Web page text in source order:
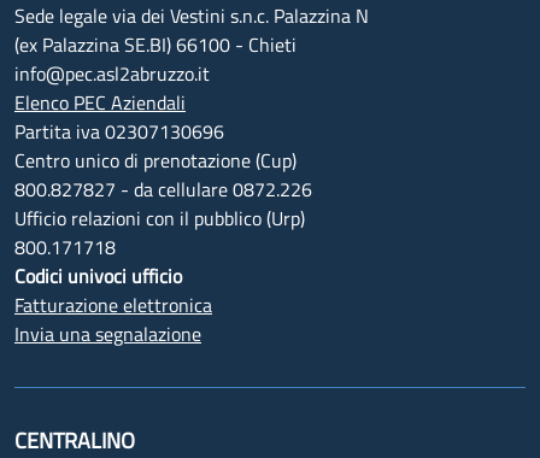
Sede legale via dei Vestini s.n.c. Palazzina N
(ex Palazzina SE.BI) 66100 - Chieti
info@pec.asl2abruzzo.it
Elenco PEC Aziendali
Partita iva 02307130696
Centro unico di prenotazione (Cup)
800.827827 - da cellulare 0872.226
Ufficio relazioni con il pubblico (Urp)
800.171718
Codici univoci ufficio
Fatturazione elettronica
Invia una segnalazione
CENTRALINO